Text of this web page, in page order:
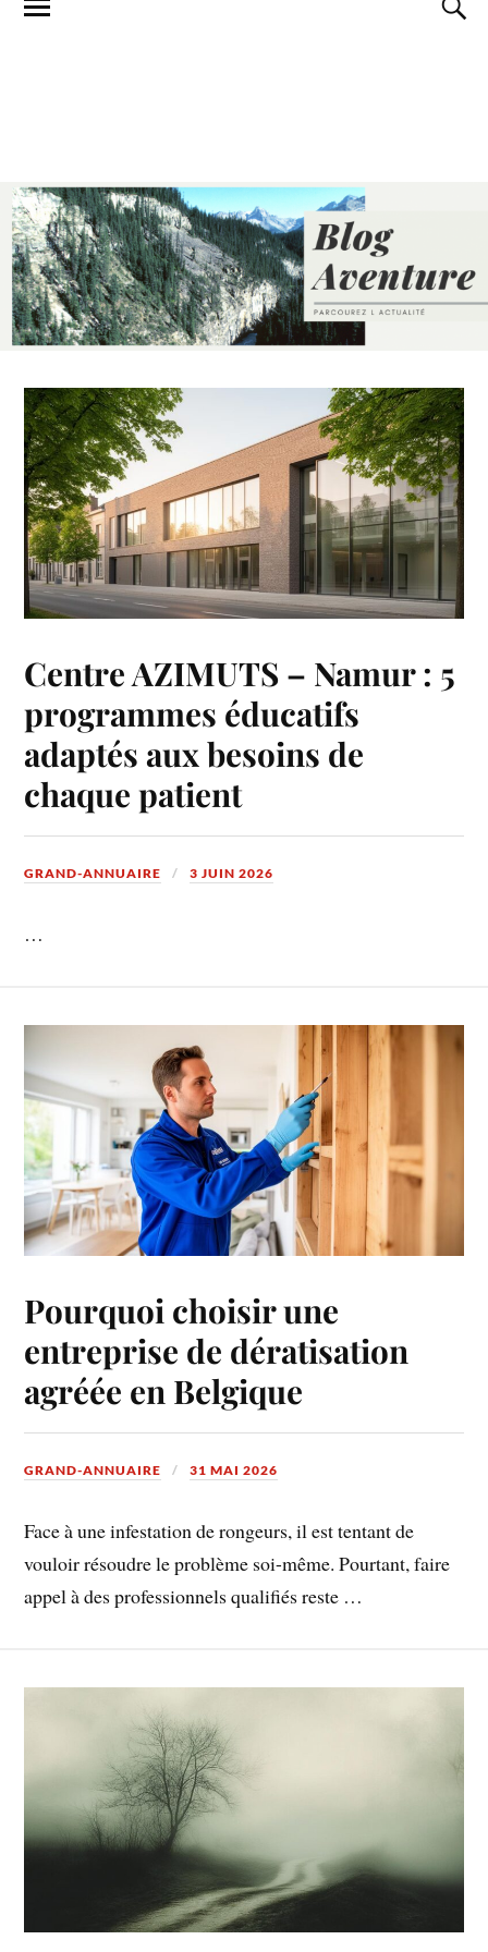
Centre AZIMUTS – Namur : 5
programmes éducatifs
adaptés aux besoins de
chaque patient
GRAND-ANNUAIRE 3 JUIN 2026
…
Pourquoi choisir une
entreprise de dératisation
agréée en Belgique
GRAND-ANNUAIRE 31 MAI 2026
Face à une infestation de rongeurs, il est tentant de
vouloir résoudre le problème soi-même. Pourtant, faire
appel à des professionnels qualifiés reste …